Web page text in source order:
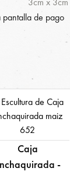
pantalla de pago
Caja
-